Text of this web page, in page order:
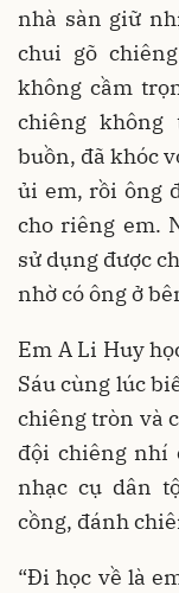
nhà sàn giữ
chui gõ
không cầm
chiêng
buồn, đã khóc
ủi em, rồi ông
cho riêng em.
sử dụng được
nhờ có ông ở
Em A Li Huy
Sáu cùng lúc
chiêng tròn và
đội chiêng nhí
nhạc cụ dân
cồng, đánh
“Đi học về là